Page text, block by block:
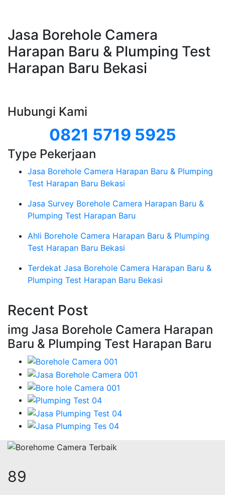
Jasa Borehole Camera
Harapan Baru & Plumping Test
Harapan Baru Bekasi
Hubungi Kami
0821 5719 5925
Type Pekerjaan
Jasa Borehole Camera Harapan Baru & Plumping
Test Harapan Baru Bekasi
Jasa Survey Borehole Camera Harapan Baru &
Plumping Test Harapan Baru
Ahli Borehole Camera Harapan Baru & Plumping
Test Harapan Baru Bekasi
Terdekat Jasa Borehole Camera Harapan Baru &
Plumping Test Harapan Baru Bekasi
Recent Post
img Jasa Borehole Camera Harapan
Baru & Plumping Test Harapan Baru
109